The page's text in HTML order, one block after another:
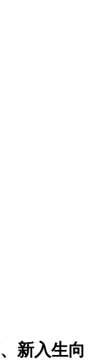
新入生向